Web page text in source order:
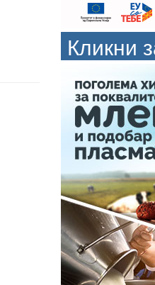
Кликни